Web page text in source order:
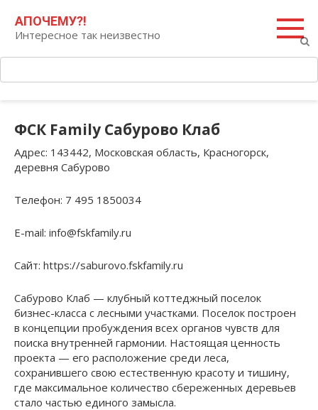
контенту
АПОЧЕМУ?!
Интересное так неизвестно
ФСК Family Сабурово Клаб
Адрес: 143442, Московская область, Красногорск,
деревня Сабурово
Телефон: 7 495 1850034
E-mail: info@fskfamily.ru
Сайт: https://saburovo.fskfamily.ru
Сабурово Клаб — клубный коттеджный поселок
бизнес-класса с лесными участками. Поселок построен
в концепции пробуждения всех органов чувств для
поиска внутренней гармонии. Настоящая ценность
проекта — его расположение среди леса,
сохранившего свою естественную красоту и тишину,
где максимальное количество сбереженных деревьев
стало частью единого замысла.